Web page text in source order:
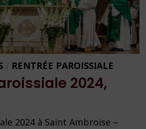
RENTRÉE PAROISSIALE
2024,
2024 à Saint Ambroise –